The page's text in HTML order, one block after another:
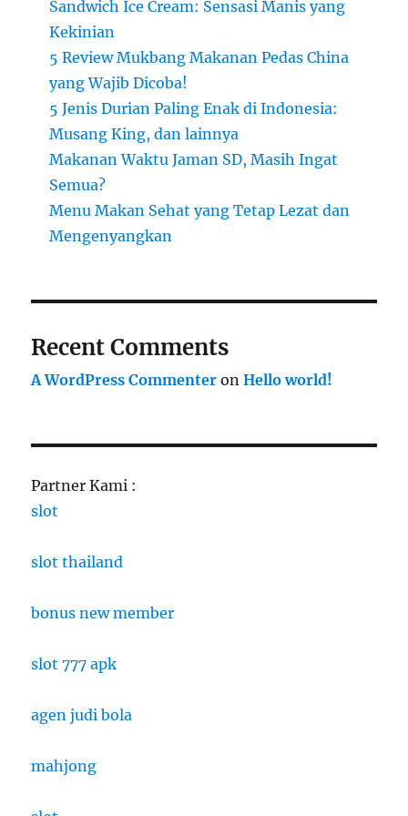
Sandwich Ice Cream: Sensasi Manis yang
Kekinian
5 Review Mukbang Makanan Pedas China
yang Wajib Dicoba!
5 Jenis Durian Paling Enak di Indonesia:
Musang King, dan lainnya
Makanan Waktu Jaman SD, Masih Ingat
Semua?
Menu Makan Sehat yang Tetap Lezat dan
Mengenyangkan
Recent Comments
A WordPress Commenter onHello world!
Partner Kami :
slot
slot thailand
bonus new member
slot 777 apk
agen judi bola
mahjong